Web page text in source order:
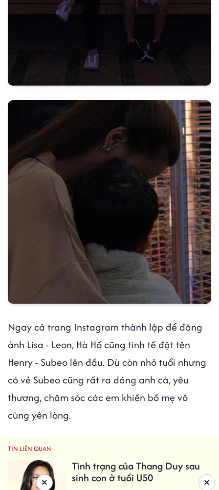
Ngay cả trang Instagram thành lập để đăng
ảnh Lisa - Leon, Hà Hồ cũng tinh tế đặt tên
Henry - Subeo lên đầu. Dù còn nhỏ tuổi nhưng
có vẻ Subeo cũng rất ra dáng anh cả, yêu
thương, chăm sóc các em khiến bố mẹ vô
cùng yên lòng.
TIN LIÊN QUAN
Tình trạng của Thang Duy sau
sinh con ở tuổi U50
×
×